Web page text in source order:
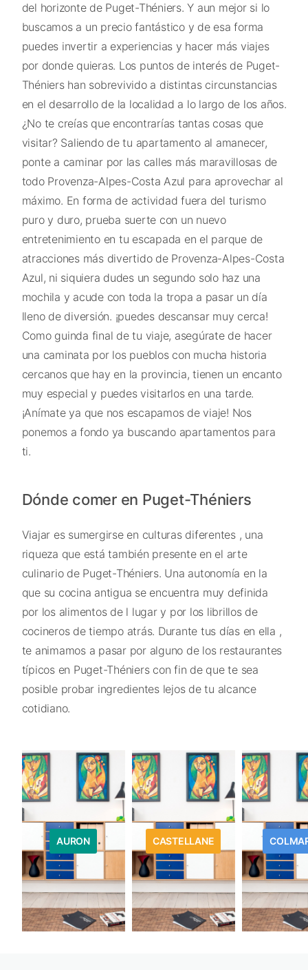
del horizonte de Puget-Théniers. Y aun mejor si lo
buscamos a un precio fantástico y de esa forma
puedes invertir a experiencias y hacer más viajes
por donde quieras. Los puntos de interés de Puget-
Théniers han sobrevivido a distintas circunstancias
en el desarrollo de la localidad a lo largo de los años.
¿No te creías que encontrarías tantas cosas que
visitar? Saliendo de tu apartamento al amanecer,
ponte a caminar por las calles más maravillosas de
todo Provenza-Alpes-Costa Azul para aprovechar al
máximo. En forma de actividad fuera del turismo
puro y duro, prueba suerte con un nuevo
entretenimiento en tu escapada en el parque de
atracciones más divertido de Provenza-Alpes-Costa
Azul, ni siquiera dudes un segundo solo haz una
mochila y acude con toda la tropa a pasar un día
lleno de diversión. ¡puedes descansar muy cerca!
Como guinda final de tu viaje, asegúrate de hacer
una caminata por los pueblos con mucha historia
cercanos que hay en la provincia, tienen un encanto
muy especial y puedes visitarlos en una tarde.
¡Anímate ya que nos escapamos de viaje! Nos
ponemos a fondo ya buscando apartamentos para
ti.
Dónde comer en Puget-Théniers
Viajar es sumergirse en culturas diferentes , una
riqueza que está también presente en el arte
culinario de Puget-Théniers. Una autonomía en la
que su cocina antigua se encuentra muy definida
por los alimentos de l lugar y por los librillos de
cocineros de tiempo atrás. Durante tus días en ella ,
te animamos a pasar por alguno de los restaurantes
típicos en Puget-Théniers con fin de que te sea
posible probar ingredientes lejos de tu alcance
cotidiano.
AURON CASTELLANE